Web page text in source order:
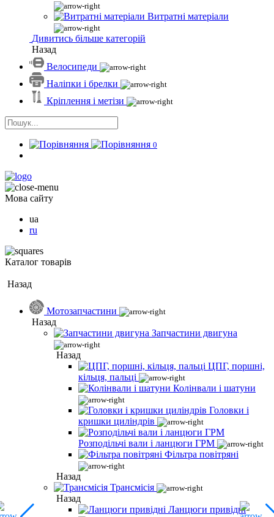
Витратні матеріали
Дивитись більше категорій
Назад
Велосипеди
Наліпки і брелки
Кріплення і метізи
0
Мова сайту
ua
ru
Каталог товарів
Назад
Мотозапчастини
Назад
Запчастини двигуна
Назад
ЦПГ, поршні,
кільця, пальці
Колінвали і шатуни
Головки і
кришки циліндрів
Розподільчі вали і ланцюги ГРМ
Фільтра повітряні
Назад
Трансмісія
Назад
Ланцюги привідні